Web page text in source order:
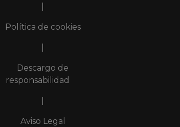
Política de cookies
Descargo de
responsabilidad
Aviso Legal